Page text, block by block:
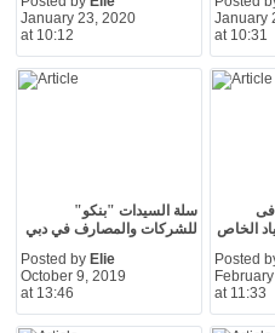
January 23, 2020
at 10:12
January
at 10:31
سلة السيدات "بنكو"
للشركات والمصارف في دبي
Posted by Elie
October 9, 2019
at 13:46
فى
الخاص
Posted
at 11:33